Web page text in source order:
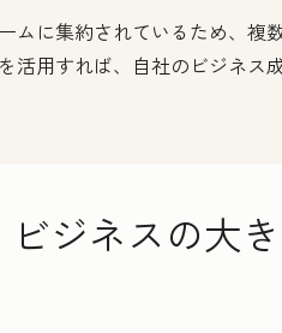
ムに集約されているため、
活用すれば、自社のビジネ
ビジネスの大